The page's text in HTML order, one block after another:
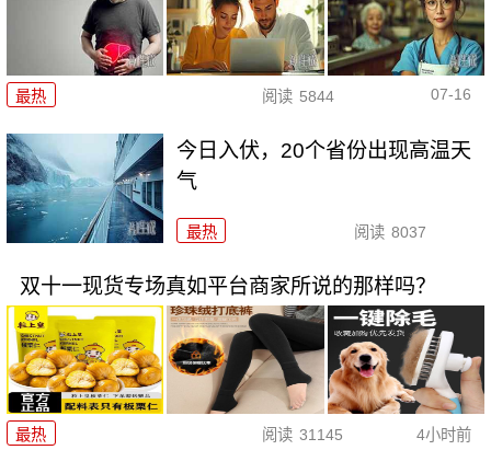
最热 阅读 5844 07-16
今日入伏，20个省份出现高温天
气
最热 阅读 8037
双十一现货专场真如平台商家所说的那样吗？
最热 阅读 31145 4小时前